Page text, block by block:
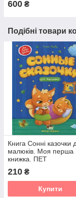
600 ₴
Подібні товари
Книга Сонні казочки
малюків. Моя перша
книжка. ПЕТ
(9789669253101)
(російською мовою)
210 ₴
Купити